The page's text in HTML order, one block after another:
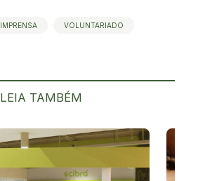
IMPRENSA VOLUNTARIADO
LEIA TAMBÉM